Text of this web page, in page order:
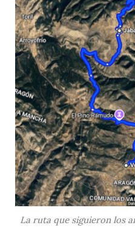
La ruta que siguieron los